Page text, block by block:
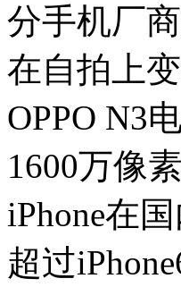
分手机厂
在自拍上
OPPO N3
1600万像
iPhone在
超过